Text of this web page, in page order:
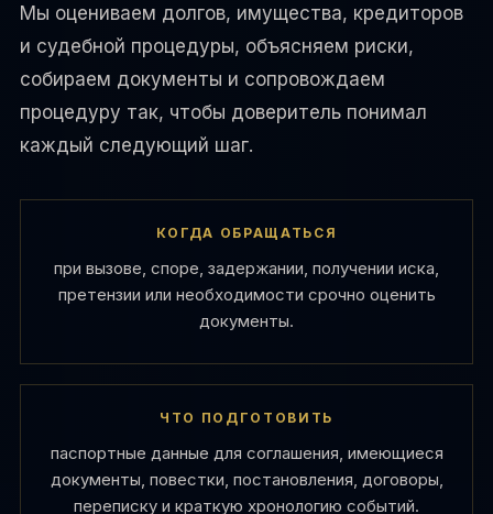
Мы оцениваем долгов, имущества, кредиторов
и судебной процедуры, объясняем риски,
собираем документы и сопровождаем
процедуру так, чтобы доверитель понимал
каждый следующий шаг.
КОГДА ОБРАЩАТЬСЯ
при вызове, споре, задержании, получении иска,
претензии или необходимости срочно оценить
документы.
ЧТО ПОДГОТОВИТЬ
паспортные данные для соглашения, имеющиеся
документы, повестки, постановления, договоры,
переписку и краткую хронологию событий.